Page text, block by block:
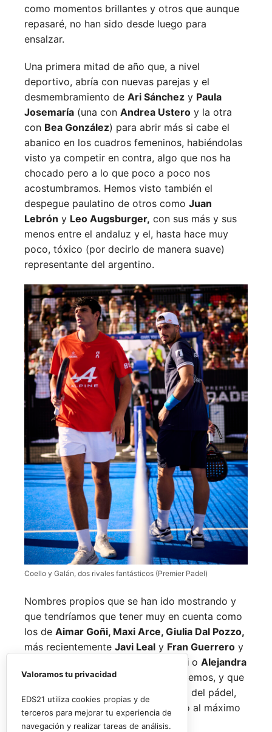
como momentos brillantes y otros que aunque
repasaré, no han sido desde luego para
ensalzar.
Una primera mitad de año que, a nivel
deportivo, abría con nuevas parejas y el
desmembramiento de Ari Sánchez y Paula
Josemaría (una con Andrea Ustero y la otra
con Bea González) para abrir más si cabe el
abanico en los cuadros femeninos, habiéndolas
visto ya competir en contra, algo que nos ha
chocado pero a lo que poco a poco nos
acostumbramos. Hemos visto también el
despegue paulatino de otros como Juan
Lebrón y Leo Augsburger, con sus más y sus
menos entre el andaluz y el, hasta hace muy
poco, tóxico (por decirlo de manera suave)
representante del argentino.
Coello y Galán, dos rivales fantásticos (Premier Padel)
Nombres propios que se han ido mostrando y
que tendríamos que tener muy en cuenta como
los de Aimar Goñi, Maxi Arce, Giulia Dal Pozzo,
más recientemente Javi Leal y Fran Guerrero y
Miguel Lamperti o Alejandra
Salazar,a los que siempre recordaremos, y que
están en su etapa más «disfrutona» del pádel,
pensando más en vivir cada partido al máximo
que en los puntos o los títulos.
Valoramos tu privacidad
EDS21 utiliza cookies propias y de
terceros para mejorar tu experiencia de
navegación y realizar tareas de análisis.